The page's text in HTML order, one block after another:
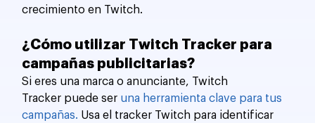
crecimiento en Twitch.
¿Cómo utilizar Twitch Tracker para
campañas publicitarias?
Si eres una marca o anunciante, Twitch
Tracker puede ser una herramienta clave para tus
campañas. Usa el tracker Twitch para identificar